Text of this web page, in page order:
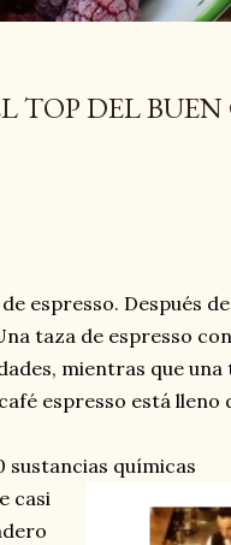
TOP DEL BUEN
espresso. Después
taza de espresso
mientras que una
espresso está lleno
sustancias químicas
casi